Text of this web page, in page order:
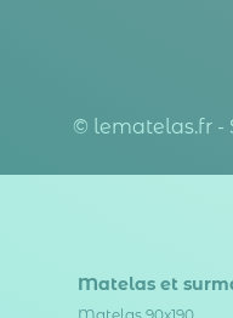
© lematelas.fr -
Matelas et